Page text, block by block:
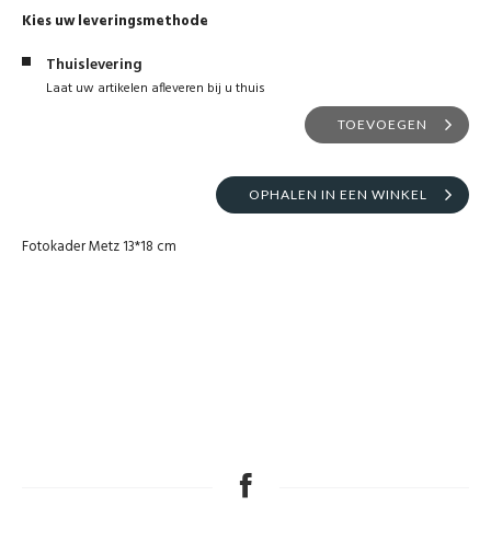
Kies uw leveringsmethode
Thuislevering
Laat uw artikelen afleveren bij u thuis
TOEVOEGEN
OPHALEN IN EEN WINKEL
Fotokader Metz 13*18 cm